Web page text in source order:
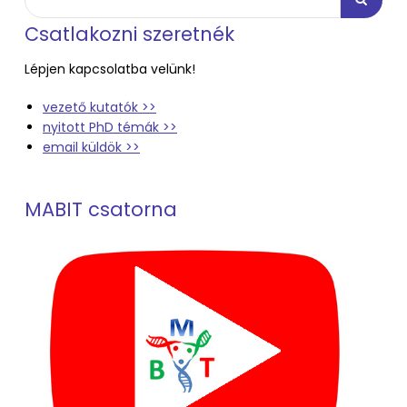
Csatlakozni szeretnék
Lépjen kapcsolatba velünk!
vezető kutatók >>
nyitott PhD témák >>
email küldök >>
MABIT csatorna